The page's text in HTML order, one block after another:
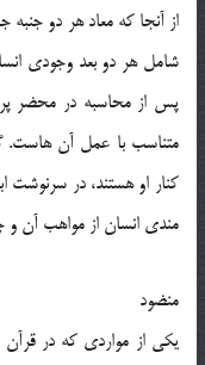
از آنجا که معاد هر دو جنبه
شامل هر دو بعد وجودی
پس از محاسبه در محضر
متناسب با عمل آن هاست.
کنار او هستند، در سرنوشت
مندی انسان از مواهب آن
منضود
یکی از مواردی که در قرآن